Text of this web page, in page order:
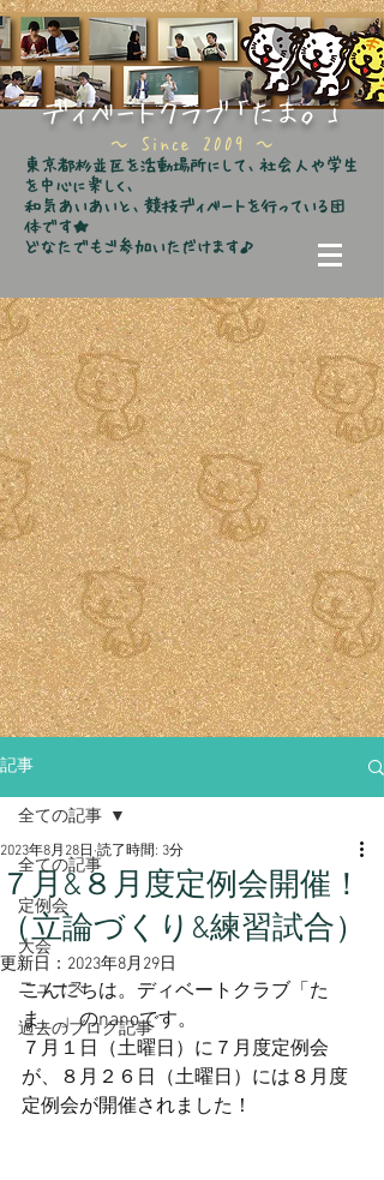
ディベートクラブ「たま。」
​～ Since 2009 ～
東京都杉並区を活動場所にして、社会人や学生
を中心に楽しく、
和気あいあいと、競技ディベートを行っている団
体です★
どなたでもご参加いただけます♪
記事
全ての記事
定例会
大会
ニュース
過去のブログ記事
全ての記事
７月&８月度定例会開催！
（立論づくり&練習試合）
2023年8月28日 読了時間: 3分
更新日： 2023年8月29日
こんにちは。ディベートクラブ「た
ま。」のnanoです。
７月１日（土曜日）に７月度定例会
が、８月２６日（土曜日）には８月度
定例会が開催されました！